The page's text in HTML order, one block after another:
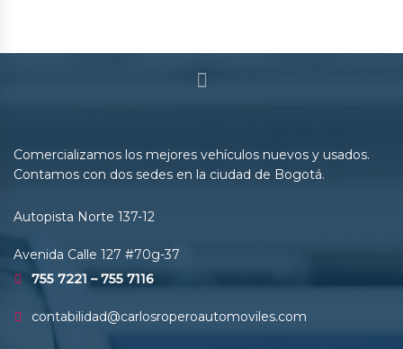
Comercializamos los mejores vehículos nuevos y usados.
Contamos con dos sedes en la ciudad de Bogotá.
Autopista Norte 137-12
Avenida Calle 127 #70g-37
755 7221 – 755 7116
contabilidad@carlosroperoautomoviles.com